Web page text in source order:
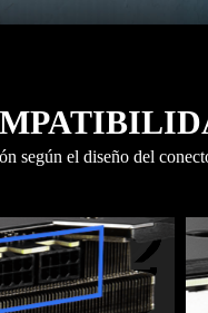
según el diseño del
2